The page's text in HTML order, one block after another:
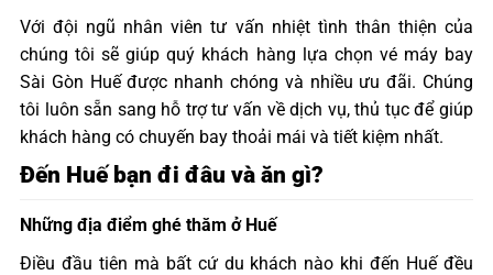
Với đội ngũ nhân viên tư vấn nhiệt tình thân thiện của
chúng tôi sẽ giúp quý khách hàng lựa chọn vé máy bay
Sài Gòn Huế được nhanh chóng và nhiều ưu đãi. Chúng
tôi luôn sẵn sang hỗ trợ tư vấn về dịch vụ, thủ tục để giúp
khách hàng có chuyến bay thoải mái và tiết kiệm nhất.
Đến Huế bạn đi đâu và ăn gì?
Những địa điểm ghé thăm ở Huế
Điều đầu tiên mà bất cứ du khách nào khi đến Huế đều